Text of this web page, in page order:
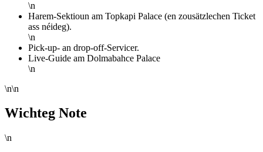
\n
Harem-Sektioun am Topkapi Palace (en zousätzlechen Ticket
ass néideg).
\n
Pick-up- an drop-off-Servicer.
Live-Guide am Dolmabahce Palace
\n
\n\n
Wichteg Note
\n